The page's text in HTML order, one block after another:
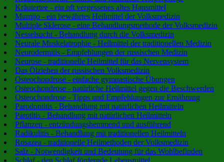
Kräutertee - ein oft vergessenes altes Hausmittel
Mumijo - ein bewährtes Heilmittel der Volksmedizin
Multiple Sklerose - eine Behandlungsmethode der Volksmedizin
Nesselsucht - Behandlung durch die Volksmedizin
Neurale Muskelatrophie - Heilmittel der traditionellen Medizin
Neurodermitis - Empfehlungen der russischen Medizin
Neurose - traditionelle Heilmittel für das Nervensystem
Das Ölziehen der russischen Volksmedizin
Osteochondrose - einfache gymnastische Übungen
Osteochondrose - natürliche Heilmittel gegen die Beschwerden
Osteochondrose - Tipps und Empfehlungen zur Ernährung
Parodontitis - Behandlung mit natürlichen Heilmitteln
Parotitis - Behandlung mit natürlichen Heilmitteln
Pflanzen - entzündungshemmend und ausführend
Radikulitis - Behandlung mit traditionellen Heilmitteln
Rosazea - traditionelle Heilmethoden der Volksmedizin
Salz - Notwendigkeit und Bedeutung für das Wohlbefinden
Schlaf - den Schlaf fördernde Lebensmittel